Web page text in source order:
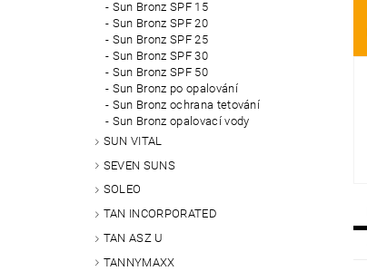
Sun Bronz SPF 15
Sun Bronz SPF 20
Sun Bronz SPF 25
Sun Bronz SPF 30
Sun Bronz SPF 50
Sun Bronz po opalování
Sun Bronz ochrana tetování
Sun Bronz opalovací vody
SUN VITAL
SEVEN SUNS
SOLEO
TAN INCORPORATED
TAN ASZ U
TANNYMAXX